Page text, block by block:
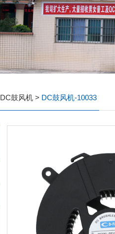
DC鼓风机> DC鼓风机-10033